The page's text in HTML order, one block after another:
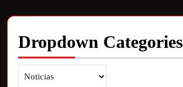
Dropdown Categories